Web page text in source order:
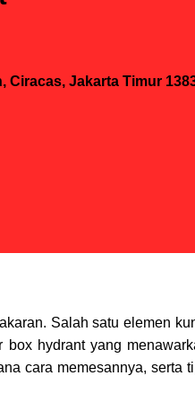
Ciracas, Jakarta Timur
Salah satu elemen
hydrant yang
cara memesannya, serta